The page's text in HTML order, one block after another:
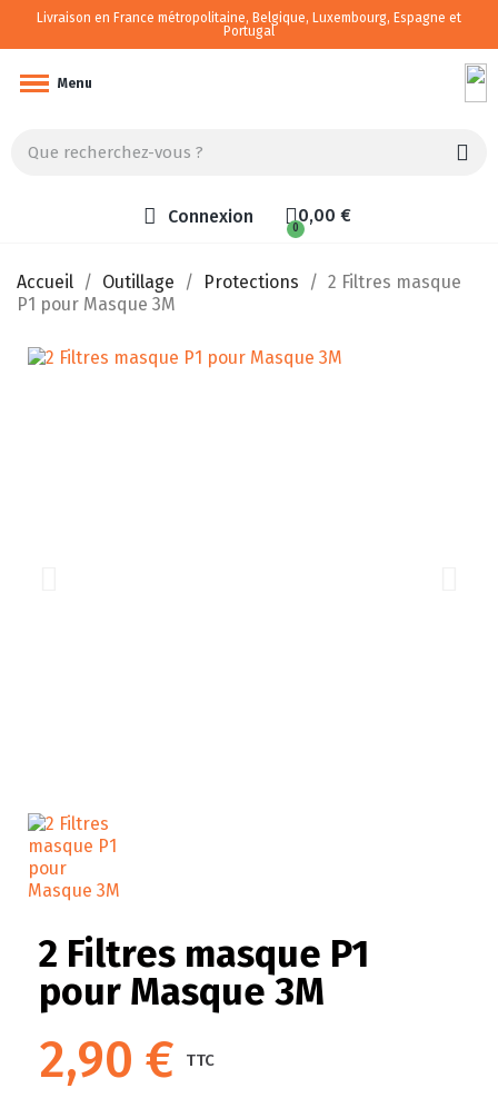
Livraison en France métropolitaine, Belgique, Luxembourg, Espagne et
Portugal
Menu
Connexion 0,00 €
Accueil Outillage Protections
2 Filtres masque
P1 pour Masque 3M
2 Filtres masque P1
pour Masque 3M
2,90 € TTC